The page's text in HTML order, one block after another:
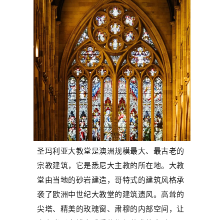
圣玛利亚大教堂是澳洲规模最大、 最古老的
宗教建筑，它是悉尼大主教的所在地。大教
堂由当地的砂岩建造，哥特式的建筑风格承
袭了欧洲中世纪大教堂的建筑遗风。高耸的
尖塔、精美的玫瑰窗、肃穆的内部空间，让